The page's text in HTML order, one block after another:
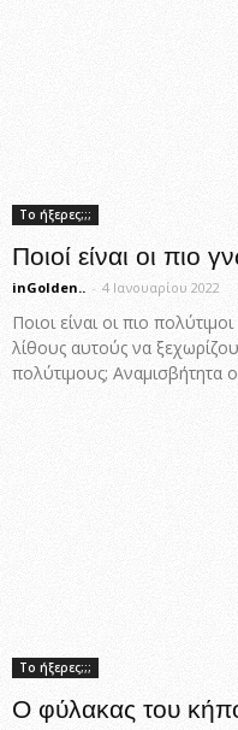
Το ήξερες;;;
Ποιοί είναι οι πιο
inGolden.. - 4 Ιανουαρίου 2022
Ποιοι είναι οι πιο
λίθους αυτούς να
πολύτιμους; Αναμισβήτητα
Το ήξερες;;;
Ο φύλακας του